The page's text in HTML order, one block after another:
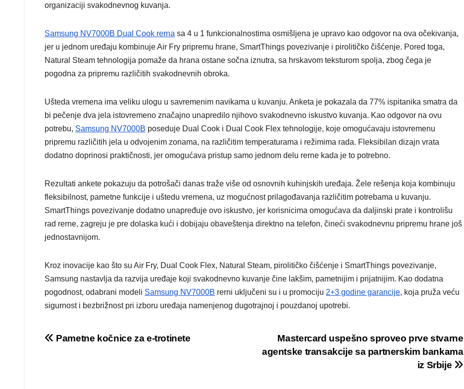
organizaciji svakodnevnog kuvanja.
Samsung NV7000B Dual Cook rerna sa 4 u 1 funkcionalnostima osmišljena je upravo kao odgovor na ova očekivanja,
jer u jednom uređaju kombinuje Air Fry pripremu hrane, SmartThings povezivanje i pirolitičko čišćenje. Pored toga,
Natural Steam tehnologija pomaže da hrana ostane sočna iznutra, sa hrskavom teksturom spolja, zbog čega je
pogodna za pripremu različitih svakodnevnih obroka.
Ušteda vremena ima veliku ulogu u savremenim navikama u kuvanju. Anketa je pokazala da 77% ispitanika smatra da
bi pečenje dva jela istovremeno značajno unapredilo njihovo svakodnevno iskustvo kuvanja. Kao odgovor na ovu
potrebu, Samsung NV7000B poseduje Dual Cook i Dual Cook Flex tehnologije, koje omogućavaju istovremenu
pripremu različitih jela u odvojenim zonama, na različitim temperaturama i režimima rada. Fleksibilan dizajn vrata
dodatno doprinosi praktičnosti, jer omogućava pristup samo jednom delu rerne kada je to potrebno.
Rezultati ankete pokazuju da potrošači danas traže više od osnovnih kuhinjskih uređaja. Žele rešenja koja kombinuju
fleksibilnost, pametne funkcije i uštedu vremena, uz mogućnost prilagođavanja različitim potrebama u kuvanju.
SmartThings povezivanje dodatno unapređuje ovo iskustvo, jer korisnicima omogućava da daljinski prate i kontrolišu
rad rerne, zagreju je pre dolaska kući i dobijaju obaveštenja direktno na telefon, čineći svakodnevnu pripremu hrane još
jednostavnijom.
Kroz inovacije kao što su Air Fry, Dual Cook Flex, Natural Steam, pirolitičko čišćenje i SmartThings povezivanje,
Samsung nastavlja da razvija uređaje koji svakodnevno kuvanje čine lakšim, pametnijim i prijatnijim. Kao dodatna
pogodnost, odabrani modeli Samsung NV7000B rerni uključeni su i u promociju 2+3 godine garancije, koja pruža veću
sigurnost i bezbrižnost pri izboru uređaja namenjenog dugotrajnoj i pouzdanoj upotrebi.
Post
Mastercard uspešno sproveo prve stvarne
agentske transakcije sa partnerskim bankama
iz Srbije
Pametne kočnice za e-trotinete